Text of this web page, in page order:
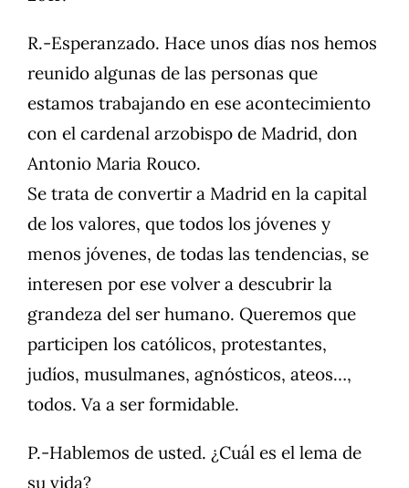
R.-Esperanzado. Hace unos días nos hemos
reunido algunas de las personas que
estamos trabajando en ese acontecimiento
con el cardenal arzobispo de Madrid, don
Antonio Maria Rouco.
Se trata de convertir a Madrid en la capital
de los valores, que todos los jóvenes y
menos jóvenes, de todas las tendencias, se
interesen por ese volver a descubrir la
grandeza del ser humano. Queremos que
participen los católicos, protestantes,
judíos, musulmanes, agnósticos, ateos…,
todos. Va a ser formidable.
P.-Hablemos de usted. ¿Cuál es el lema de
su vida?